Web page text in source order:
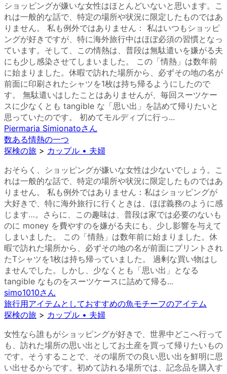
ショッピングが嫌いな女性はほとんどいないと思います。こ
れは一般的な話で、特定の場所や状況に限定したものではあ
りません。 私も例外ではありません： 私はいつもショッピ
ングが好きですが、特に海外旅行中はほぼ必須の習慣となっ
ています。そして、この情熱は、普段は無駄遣いを嫌がる夫
にも少し感染させてしまいました。 この「情熱」は数年前
に始まりました。休暇で訪れた場所から、必ずその地の名が
前面に印刷されたシャツを1枚は持ち帰るようにしたので
す。 無駄遣いはしたことはありませんが、毎回スーツケー
スに少なくとも tangible な「思い出」を詰めて帰りたいと
思っていたのです。 初めてモルディブに行っ...
Piermaria Simionatoさん
数ある情熱の一つ
探検の旅 > カップル • 夫婦
おそらく、ショッピングが嫌いな女性は少ないでしょう。こ
れは一般的な話で、特定の場所や状況に限定したものではあ
りません。 私も例外ではありません：私はショッピングが
大好きで、特に海外旅行に行くときは、ほぼ義務のように感
じます…。さらに、この趣味は、普段は家では必要のないも
のに money を費やすのを嫌がる夫にも、少し影響を与えて
しまいました。 この「情熱」は数年前に始まりました。休
暇で訪れた場所から、必ずその地の名が前面にプリントされ
たTシャツを1枚は持ち帰っていました。 過剰な買い物はし
ませんでした。しかし、少なくとも「思い出」となる
tangible なものをスーツケースに詰めて帰る...
simo1010さん
旅行用アイテムとしておすすめの魚モチーフのアイテム
探検の旅 > カップル • 夫婦
女性なら誰もがショッピングが好きで、世界中どこへ行って
も、訪れた場所の思い出としてお土産を買って帰りたいもの
です。そうすることで、その場所での良い思い出を鮮明に思
い出せるからです。初めて訪れる場所では、記念品を購入す